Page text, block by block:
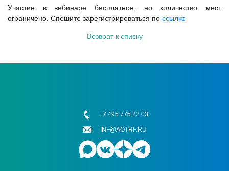
Участие в вебинаре бесплатное, но количество мест
ограничено. Спешите зарегистрироваться по ссылке
Возврат к списку
+7 495 775 22 03
INF@AOTRF.RU